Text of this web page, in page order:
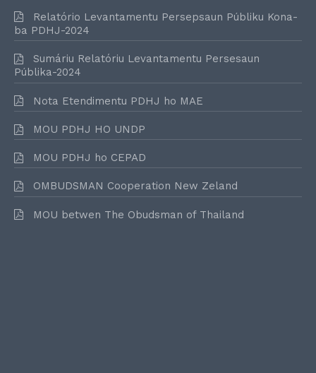
Relatório Levantamentu Persepsaun Públiku Kona-
ba PDHJ-2024
Sumáriu Relatóriu Levantamentu Persesaun
Públika-2024
Nota Etendimentu PDHJ ho MAE
MOU PDHJ HO UNDP
MOU PDHJ ho CEPAD
OMBUDSMAN Cooperation New Zeland
MOU betwen The Obudsman of Thailand